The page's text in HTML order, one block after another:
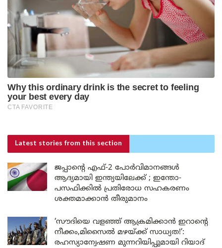
Latest stories from this section
ജപ്പാന്റെ എഫ്-2 പോർവിമാനങ്ങൾ
ആദ്യമായി ഇന്ത്യയിലേക്ക് ; ഇന്തോ-
പസഫിക്കിൽ പ്രതിരോധ സഹകരണം
ശക്തമാക്കാൻ തീരുമാനം
‘സൗദിയെ വളഞ്ഞ് ആക്രമിക്കാൻ ഇറാന്റെ
നീക്കം,മിസൈൽ മഴയ്ക്ക് സാധ്യത!’:
രഹസ്യാന്വേഷണ മുന്നറിയിപ്പുമായി റിയാദ്